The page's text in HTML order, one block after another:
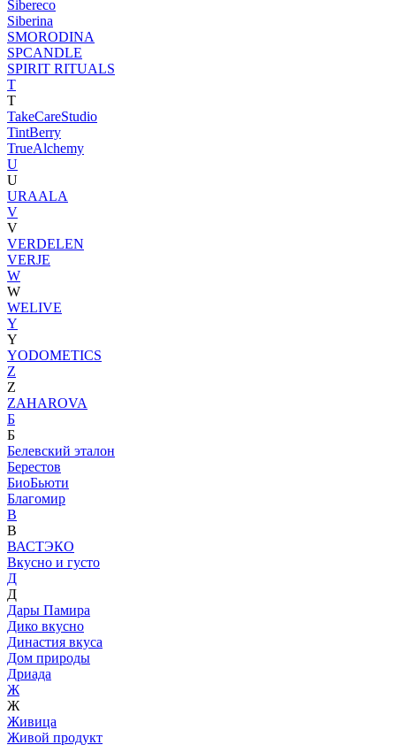
Sibereco
Siberina
SMORODINA
SPCANDLE
SPIRIT RITUALS
T
T
TakeCareStudio
TintBerry
TrueAlchemy
U
U
URAALA
V
V
VERDELEN
VERJE
W
W
WELIVE
Y
Y
YODOMETICS
Z
Z
ZAHAROVA
Б
Б
Белевский эталон
Берестов
БиоБьюти
Благомир
В
В
ВАСТЭКО
Вкусно и густо
Д
Д
Дары Памира
Дико вкусно
Династия вкуса
Дом природы
Дриада
Ж
Ж
Живица
Живой продукт